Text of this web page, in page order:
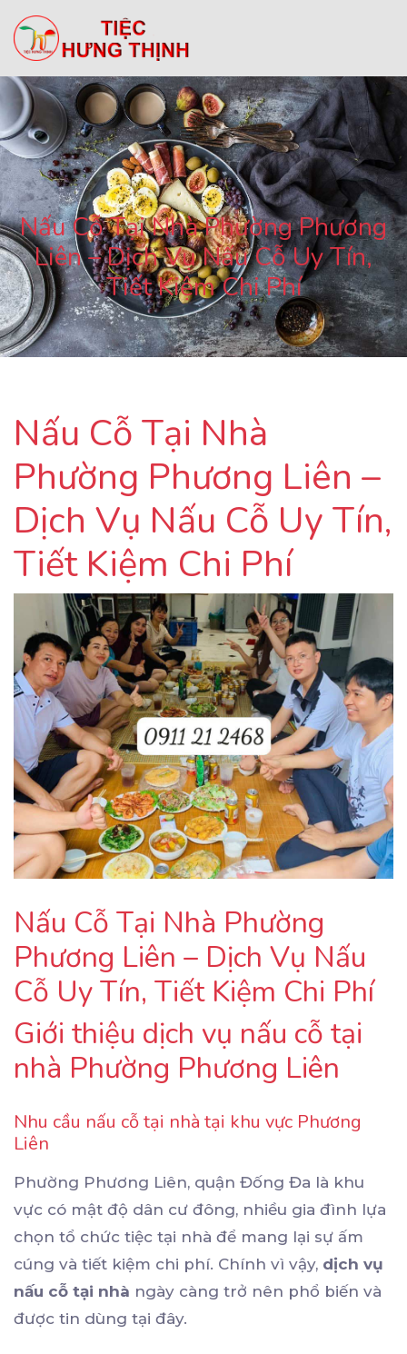
Nấu Cỗ Tại Nhà Phường Phương
Liên – Dịch Vụ Nấu Cỗ Uy Tín,
Tiết Kiệm Chi Phí
Nấu Cỗ Tại Nhà
Phường Phương Liên –
Dịch Vụ Nấu Cỗ Uy Tín,
Tiết Kiệm Chi Phí
Nấu Cỗ Tại Nhà Phường
Phương Liên – Dịch Vụ Nấu
Cỗ Uy Tín, Tiết Kiệm Chi Phí
Giới thiệu dịch vụ nấu cỗ tại
nhà Phường Phương Liên
Nhu cầu nấu cỗ tại nhà tại khu vực Phương
Liên
Phường Phương Liên, quận Đống Đa là khu
vực có mật độ dân cư đông, nhiều gia đình lựa
chọn tổ chức tiệc tại nhà để mang lại sự ấm
cúng và tiết kiệm chi phí. Chính vì vậy, dịch vụ
nấu cỗ tại nhà ngày càng trở nên phổ biến và
được tin dùng tại đây.